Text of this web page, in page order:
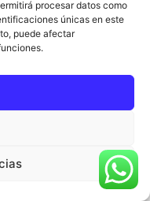
procesar datos como
únicas en este
puede afectar